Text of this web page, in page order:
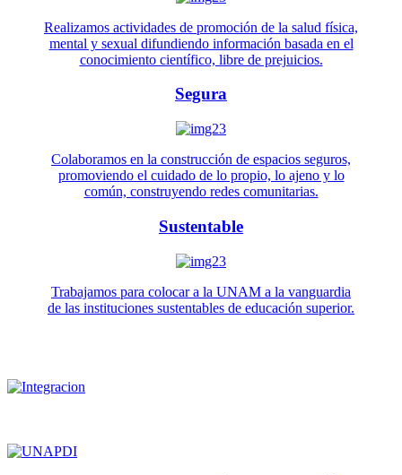
Realizamos actividades de promoción de la salud física,
mental y sexual difundiendo información basada en el
conocimiento científico, libre de prejuicios.
Segura
Colaboramos en la construcción de espacios seguros,
promoviendo el cuidado de lo propio, lo ajeno y lo
común, construyendo redes comunitarias.
Sustentable
Trabajamos para colocar a la UNAM a la vanguardia
de las instituciones sustentables de educación superior.